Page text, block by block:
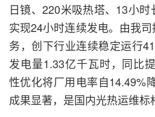
日镜、220米吸热塔、13小
实现24小时连续发电。由我
务，创下行业连续稳定运行
发电量1.33亿千瓦时，同比
性优化将厂用电率自14.49%
成果显著，是国内光热运维标